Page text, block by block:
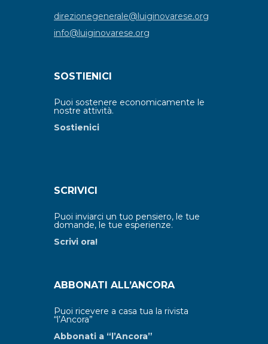
direzionegenerale@luiginovarese.org
info@luiginovarese.org
SOSTIENICI
Puoi sostenere economicamente le
nostre attività.
Sostienici
SCRIVICI
Puoi inviarci un tuo pensiero, le tue
domande, le tue esperienze.
Scrivi ora!
ABBONATI ALL’ANCORA
Puoi ricevere a casa tua la rivista
“l’Ancora”
Abbonati a “l’Ancora”